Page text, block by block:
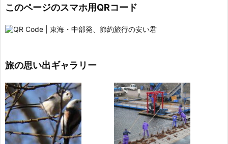
このページのスマホ用QRコード
旅の思い出ギャラリー